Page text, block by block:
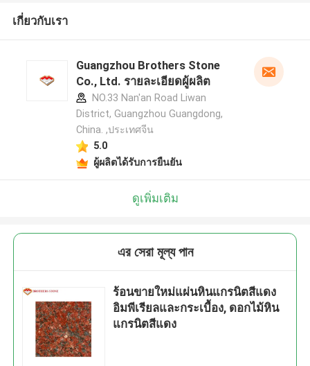
เกี่ยวกับเรา
Guangzhou Brothers Stone
Co., Ltd. รายละเอียดผู้ผลิต
NO.33 Nan'an Road Liwan
District, Guangzhou Guangdong,
China. ,ประเทศจีน
5.0
ผู้ผลิตได้รับการยืนยัน
ดูเพิ่มเติม
এর সেরা মূল্য পান
ร้อนขายใหม่แผ่นหินแกรนิตสีแดง
อิมพีเรียลและกระเบื้อง, ดอกไม้หิน
แกรนิตสีแดง